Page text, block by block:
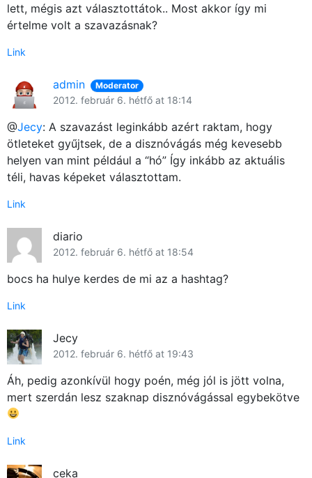
lett, mégis azt választottátok.. Most akkor így mi
értelme volt a szavazásnak?
Link
admin Moderator
2012. február 6. hétfő at 18:14
@Jecy: A szavazást leginkább azért raktam, hogy
ötleteket gyűjtsek, de a disznóvágás még kevesebb
helyen van mint például a “hó” Így inkább az aktuális
téli, havas képeket választottam.
Link
diario
2012. február 6. hétfő at 18:54
bocs ha hulye kerdes de mi az a hashtag?
Link
Jecy
2012. február 6. hétfő at 19:43
Áh, pedig azonkívül hogy poén, még jól is jött volna,
mert szerdán lesz szaknap disznóvágással egybekötve
Link
ceka